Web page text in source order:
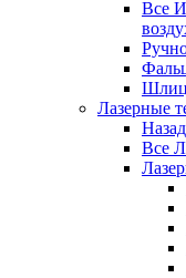
Все
Лазерные
Назад
Все